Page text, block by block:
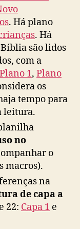
. Há plano
. Há
são lidos
com a
Plano 1, Plano
os
tempo para
leitura.
no
o
macros).
na
de capa a
22: Capa 1 e